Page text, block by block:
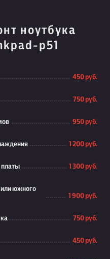
ноутбука
p51
450 руб.
750 руб.
950 руб.
1 200 руб.
платы 1 300 руб.
или южного
1 900 руб.
750 руб.
450 руб.